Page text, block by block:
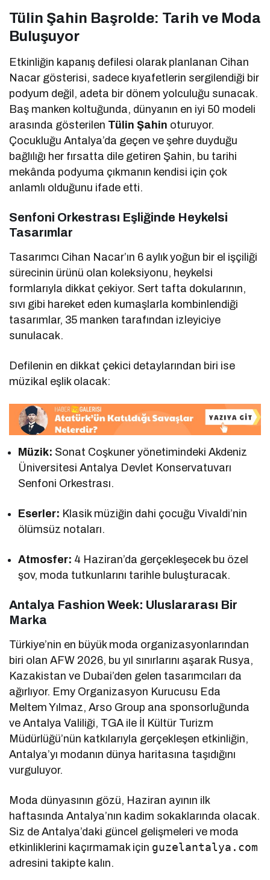
Tülin Şahin Başrolde: Tarih ve Moda
Buluşuyor
Etkinliğin kapanış defilesi olarak planlanan Cihan
Nacar gösterisi, sadece kıyafetlerin sergilendiği bir
podyum değil, adeta bir dönem yolculuğu sunacak.
Baş manken koltuğunda, dünyanın en iyi 50 modeli
arasında gösterilen Tülin Şahin oturuyor.
Çocukluğu Antalya’da geçen ve şehre duyduğu
bağlılığı her fırsatta dile getiren Şahin, bu tarihi
mekânda podyuma çıkmanın kendisi için çok
anlamlı olduğunu ifade etti.
Senfoni Orkestrası Eşliğinde Heykelsi
Tasarımlar
Tasarımcı Cihan Nacar’ın 6 aylık yoğun bir el işçiliği
sürecinin ürünü olan koleksiyonu, heykelsi
formlarıyla dikkat çekiyor. Sert tafta dokularının,
sıvı gibi hareket eden kumaşlarla kombinlendiği
tasarımlar, 35 manken tarafından izleyiciye
sunulacak.
Defilenin en dikkat çekici detaylarından biri ise
müzikal eşlik olacak:
Müzik: Sonat Coşkuner yönetimindeki Akdeniz
Üniversitesi Antalya Devlet Konservatuvarı
Senfoni Orkestrası.
Eserler: Klasik müziğin dahi çocuğu Vivaldi’nin
ölümsüz notaları.
Atmosfer: 4 Haziran’da gerçekleşecek bu özel
şov, moda tutkunlarını tarihle buluşturacak.
Antalya Fashion Week: Uluslararası Bir
Marka
Türkiye’nin en büyük moda organizasyonlarından
biri olan AFW 2026, bu yıl sınırlarını aşarak Rusya,
Kazakistan ve Dubai’den gelen tasarımcıları da
ağırlıyor. Emy Organizasyon Kurucusu Eda
Meltem Yılmaz, Arso Group ana sponsorluğunda
ve Antalya Valiliği, TGA ile İl Kültür Turizm
Müdürlüğü’nün katkılarıyla gerçekleşen etkinliğin,
Antalya’yı modanın dünya haritasına taşıdığını
vurguluyor.
Moda dünyasının gözü, Haziran ayının ilk
haftasında Antalya’nın kadim sokaklarında olacak.
Siz de Antalya’daki güncel gelişmeleri ve moda
etkinliklerini kaçırmamak için guzelantalya.com
adresini takipte kalın.